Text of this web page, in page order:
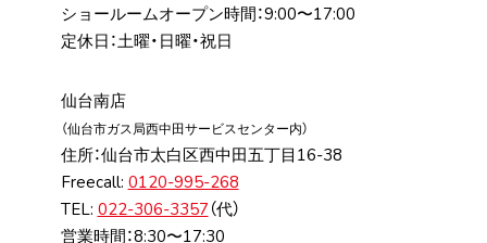
ショールームオープン時間：9:00〜17:00
定休日：土曜・日曜・祝日
仙台南店
（仙台市ガス局⻄中⽥サービスセンター内）
住所：仙台市太⽩区⻄中⽥五丁⽬16-38
Freecall: 0120-995-268
TEL: 022-306-3357 （代）
営業時間：8:30〜17:30